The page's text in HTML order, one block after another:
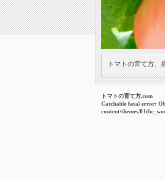
トマトの育て方。
トマトの育て方.com
Catchable fatal error:
content/themes/